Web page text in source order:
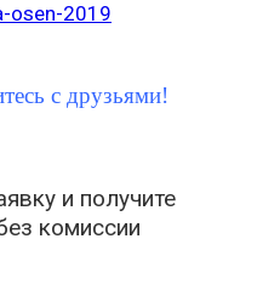
osen-2019
с друзьями!
и получите
комиссии